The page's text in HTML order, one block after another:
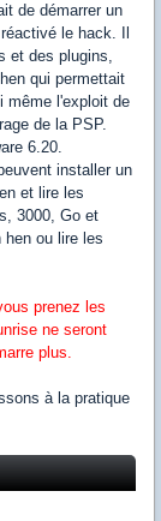
de démarrer un
le hack. Il
et des plugins,
qui permettait
même l'exploit de
de la PSP.
6.20.
installer un
et lire les
3000, Go et
hen ou lire les
prenez les
ne seront
plus.
à la pratique